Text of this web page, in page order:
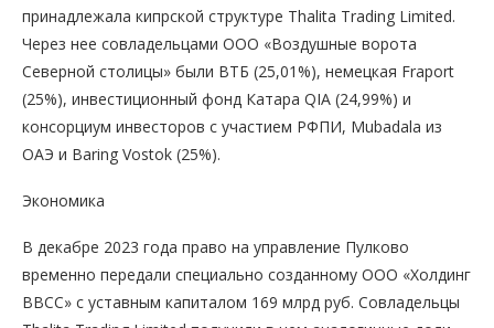
принадлежала кипрской структуре Thalita Trading Limited.
Через нее совладельцами ООО «Воздушные ворота
Северной столицы» были ВТБ (25,01%), немецкая Fraport
(25%), инвестиционный фонд Катара QIA (24,99%) и
консорциум инвесторов с участием РФПИ, Mubadala из
ОАЭ и Baring Vostok (25%).
Экономика
В декабре 2023 года право на управление Пулково
временно передали специально созданному ООО «Холдинг
ВВСС» с уставным капиталом 169 млрд руб. Совладельцы